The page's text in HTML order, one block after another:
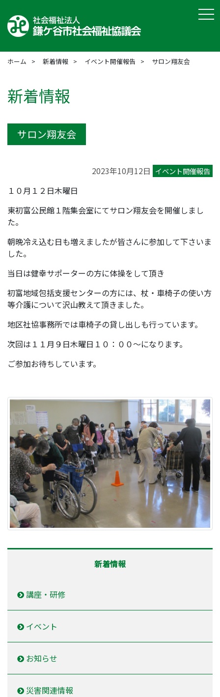
ホーム 新着情報 イベント開催報告 サロン翔友会
新着情報
サロン翔友会
2023年10月12日 イベント開催報告
１０月１２日木曜日
東初富公民館１階集会室にてサロン翔友会を開催しまし
た。
朝晩冷え込む日も増えましたが皆さんに参加して下さいま
した。
当日は健幸サポーターの方に体操をして頂き
初富地域包括支援センターの方には、杖・車椅子の使い方
等介護について沢山教えて頂きました。
地区社協事務所では車椅子の貸し出しも行っています。
次回は１１月９日木曜日１０：００～になります。
ご参加お待ちしています。
新着情報
講座・研修
イベント
お知らせ
災害関連情報